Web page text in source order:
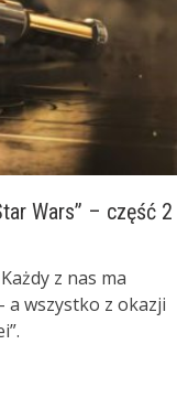
Wars” – część 2
z nas ma
a wszystko z okazji